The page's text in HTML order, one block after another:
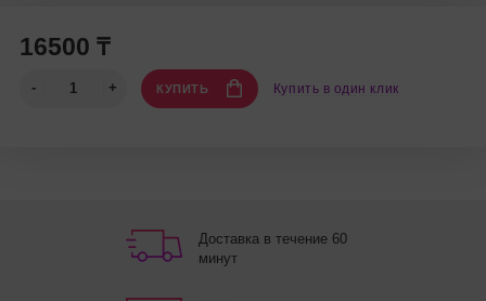
16500 ₸
КУПИТЬ Купить в один клик
Доставка в течение 60
минут